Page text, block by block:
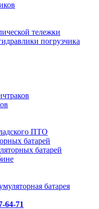
тележки
погрузчика
ПТО
батарей
батарей
батарея
64-71